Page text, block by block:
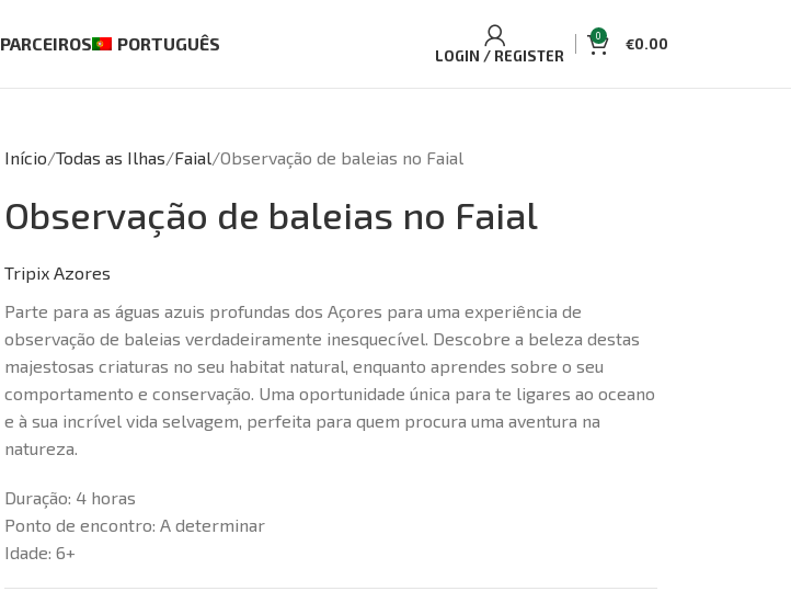
PARCEIROS PORTUGUÊS
LOGIN / REGISTER
0 €0.00
Início Todas as Ilhas Faial Observação de baleias no Faial
Observação de baleias no Faial
Tripix Azores
Parte para as águas azuis profundas dos Açores para uma experiência de
observação de baleias verdadeiramente inesquecível. Descobre a beleza destas
majestosas criaturas no seu habitat natural, enquanto aprendes sobre o seu
comportamento e conservação. Uma oportunidade única para te ligares ao oceano
e à sua incrível vida selvagem, perfeita para quem procura uma aventura na
natureza.
Duração: 4 horas
Ponto de encontro: A determinar
Idade: 6+